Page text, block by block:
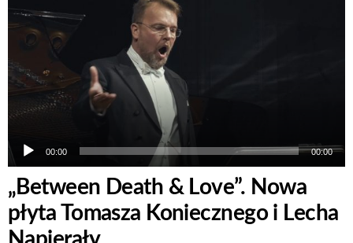
plików
dźwiękowych
00:00 00:00
„Between Death & Love”. Nowa
płyta Tomasza Koniecznego i Lecha